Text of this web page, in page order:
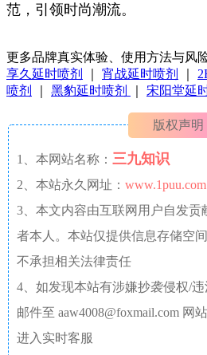
范，引领时尚潮流。
更多品牌真实体验、使用方法与风
享久延时喷剂
宵战延时喷剂
喷剂
黑豹延时喷剂 宋阳堂延
版权声明
1、本网站名称： 三九知识
2、本站永久网址： www.1puu.com
3、本文内容由互联网用户自发贡
者本人。本站仅提供信息存储空
不承担相关法律责任
4、如发现本站有涉嫌抄袭侵权/
邮件至 aaw4008@foxmail.com 网
进入实时客服